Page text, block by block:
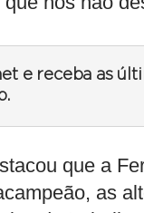
e receba as
que a
as